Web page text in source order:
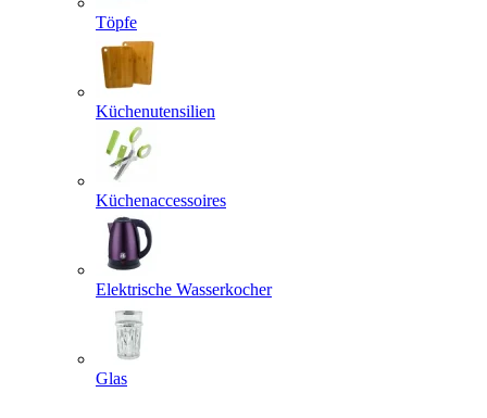
Töpfe
Küchenutensilien
Küchenaccessoires
Elektrische Wasserkocher
Glas